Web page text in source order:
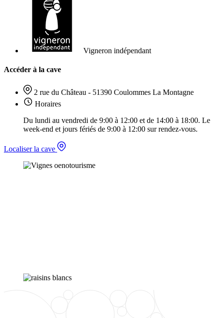
Vigneron indépendant
Accéder à la cave
2 rue du Château - 51390 Coulommes La Montagne
Horaires
Du lundi au vendredi de 9:00 à 12:00 et de 14:00 à 18:00. Le
week-end et jours fériés de 9:00 à 12:00 sur rendez-vous.
Localiser la cave